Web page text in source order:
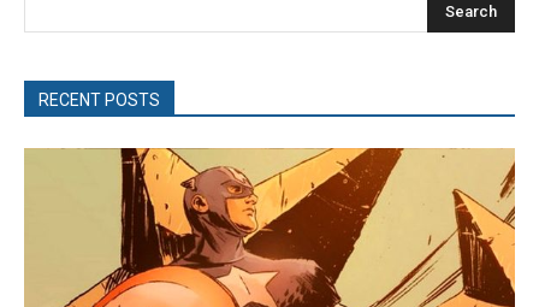
Search
RECENT POSTS